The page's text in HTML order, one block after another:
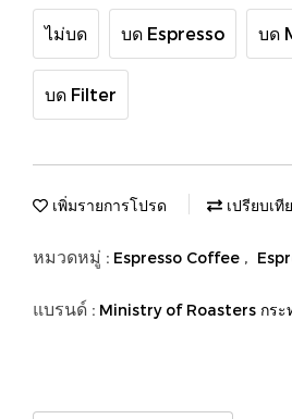
ไม่บด บด Espresso บด
บด Filter
เพิ่มรายการโปรด เปรียบเที
หมวดหมู่ : Espresso Coffee ,
แบรนด์ : Ministry of Roasters กระ